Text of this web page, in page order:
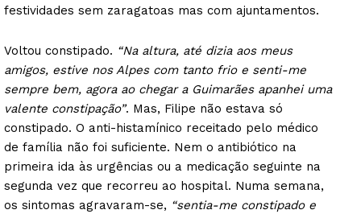
festividades sem zaragatoas mas com ajuntamentos.
Voltou constipado. “Na altura, até dizia aos meus
amigos, estive nos Alpes com tanto frio e senti-me
sempre bem, agora ao chegar a Guimarães apanhei uma
valente constipação”. Mas, Filipe não estava só
constipado. O anti-histamínico receitado pelo médico
de família não foi suficiente. Nem o antibiótico na
primeira ida às urgências ou a medicação seguinte na
segunda vez que recorreu ao hospital. Numa semana,
os sintomas agravaram-se, “sentia-me constipado e